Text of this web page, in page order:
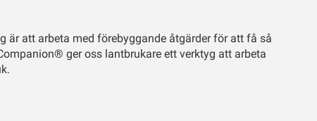
är att arbeta med förebyggande åtgärder för att få så
ger oss lantbrukare ett verktyg att arbeta